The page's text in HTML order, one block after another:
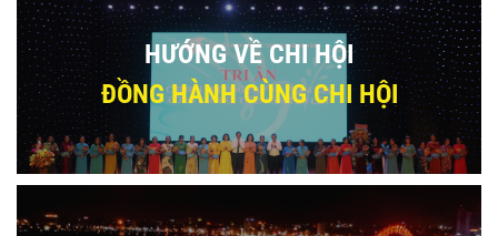
HƯỚNG VỀ CHI HỘI
ĐỒNG HÀNH CÙNG CHI HỘI